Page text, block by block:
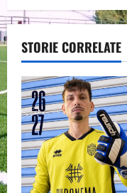
a
v
i
g
a
t
STORIE CORRELATE